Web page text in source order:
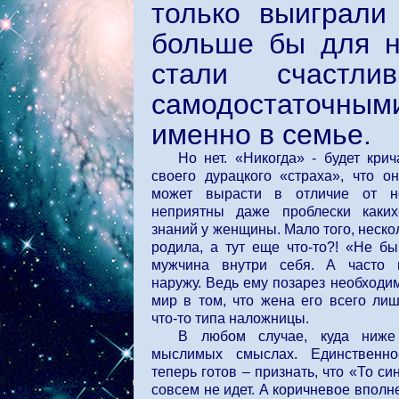
только
больше бы для
стали
именно в семье.
Но нет. «Никогда» - будет
своего дурацкого «страха», что
может вырасти в отличие от
неприятны даже проблески
знаний у женщины. Мало того,
родила, а тут еще что-то?! «Не
мужчина внутри себя. А часто
наружу. Ведь ему позарез
мир в том, что жена его всего
что-то типа наложницы.
В любом случае, куда
мыслимых смыслах.
теперь готов – признать, что «То
совсем не идет. А коричневое